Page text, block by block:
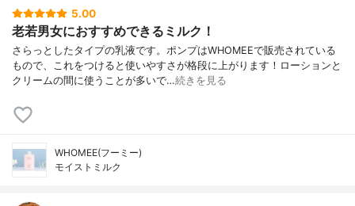
5.00
老若男女におすすめできるミルク！
さらっとしたタイプの乳液です。ポンプはWHOMEEで販売されている
もので、これをつけると使いやすさが格段に上がります！ローションと
クリームの間に使うことが多いで…続きを見る
WHOMEE(フーミー)
モイストミルク